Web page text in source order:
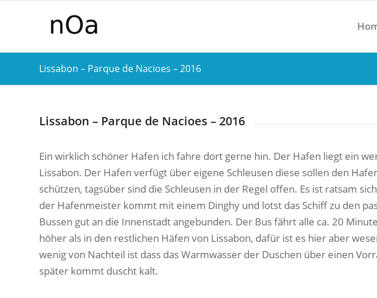
Lissabon – Parque de Nacioes – 2016
Lissabon – Parque de Nacioes – 2016
Ein wirklich schöner Hafen ich fahre dort gerne hin. Der Hafen liegt ein
Lissabon. Der Hafen verfügt über eigene Schleusen diese sollen den
schützen, tagsüber sind die Schleusen in der Regel offen. Es ist ratsam
der Hafenmeister kommt mit einem Dinghy und lotst das Schiff zu den
Bussen gut an die Innenstadt angebunden. Der Bus fährt alle ca. 20
höher als in den restlichen Häfen von Lissabon, dafür ist es hier aber
wenig von Nachteil ist dass das Warmwasser der Duschen über einen
später kommt duscht kalt.